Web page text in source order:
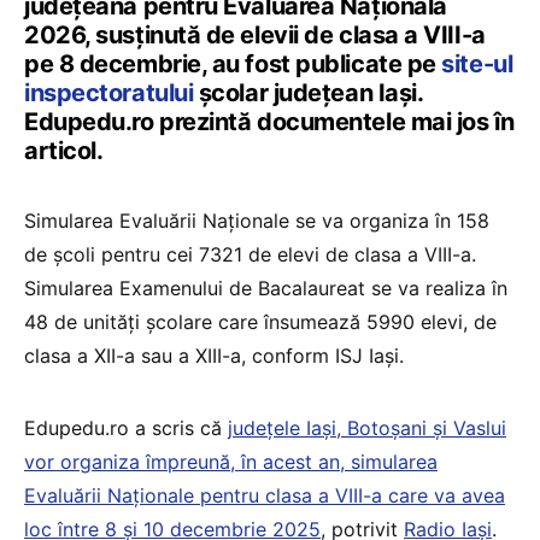
județeană pentru Evaluarea Națională
2026, susținută de elevii de clasa a VIII-a
pe 8 decembrie, au fost publicate pe site-ul
inspectoratuluișcolar județean Iași.
Edupedu.ro prezintă documentele mai jos în
articol.
Simularea Evaluării Naționale se va organiza în 158
de școli pentru cei 7321 de elevi de clasa a VIII-a.
Simularea Examenului de Bacalaureat se va realiza în
48 de unități școlare care însumează 5990 elevi, de
clasa a XII-a sau a XIII-a, conform ISJ Iași.
Edupedu.ro a scris că județele Iași, Botoșani și Vaslui
vor organiza împreună, în acest an, simularea
Evaluării Naționale pentru clasa a VIII-a care va avea
loc între 8 și 10 decembrie 2025, potrivit Radio Iași.